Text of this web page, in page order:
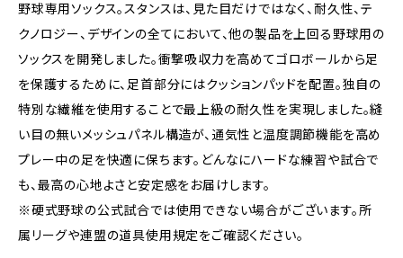
野球専用ソックス。スタンスは、見た目だけではなく、耐久性、テ
クノロジー、デザインの全てにおいて、他の製品を上回る野球用の
ソックスを開発しました。衝撃吸収力を高めてゴロボールから足
を保護するために、足首部分にはクッションパッドを配置。独自の
特別な繊維を使用することで最上級の耐久性を実現しました。縫
い目の無いメッシュパネル構造が、通気性と温度調節機能を高め
プレー中の足を快適に保ちます。どんなにハードな練習や試合で
も、最高の心地よさと安定感をお届けします。
※硬式野球の公式試合では使用できない場合がございます。所
属リーグや連盟の道具使用規定をご確認ください。